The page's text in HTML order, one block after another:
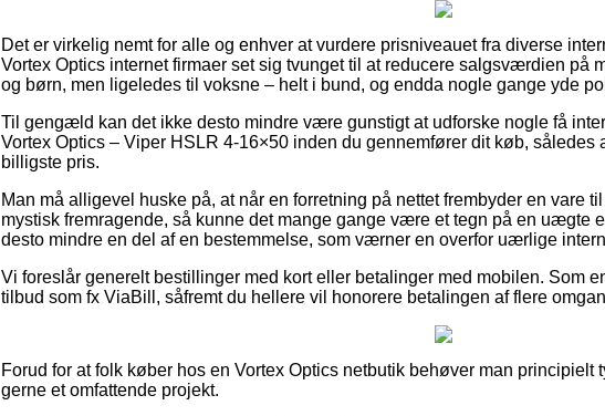
Det er virkelig nemt for alle og enhver at vurdere prisniveauet fra diverse
Vortex Optics internet firmaer set sig tvunget til at reducere salgsværdien på
og børn, men ligeledes til voksne – helt i bund, og endda nogle gange yde
Til gengæld kan det ikke desto mindre være gunstigt at udforske nogle få
Vortex Optics – Viper HSLR 4-16×50 inden du gennemfører dit køb, således
billigste pris.
Man må alligevel huske på, at når en forretning på nettet frembyder en vare
mystisk fremragende, så kunne det mange gange være et tegn på en uægte
desto mindre en del af en bestemmelse, som værner en overfor uærlige
Vi foreslår generelt bestillinger med kort eller betalinger med mobilen. Som
tilbud som fx ViaBill, såfremt du hellere vil honorere betalingen af flere
Forud for at folk køber hos en Vortex Optics netbutik behøver man principielt
gerne et omfattende projekt.